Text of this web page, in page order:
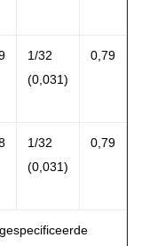
1/32
(0,031)
0,79
1/32
(0,031)
0,79